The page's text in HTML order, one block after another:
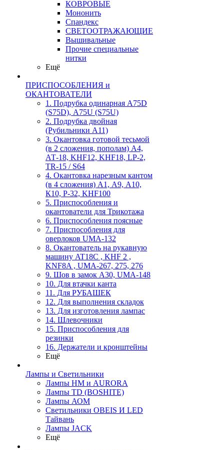
КОВРОВЫЕ
Мононить
Спандекс
СВЕТООТРАЖАЮЩИЕ
Вышивальные
Прочие специальные
нитки
Ещё
ПРИСПОСОБЛЕНИЯ и
ОКАНТОВАТЕЛИ
1. Подрубка одинарная А75D
(S75D), А75U (S75U)
2. Подрубка двойная
(Рубильники А11)
3. Окантовка готовой тесьмой
(в 2 сложения, пополам) А4,
АТ-18, KHF12, KHF18, LP-2,
TR-15 / S64
4. Окантовка нарезным кантом
(в 4 сложения) А1, А9, А10,
К10, Р-32, KHF100
5. Приспособления и
окантователи для Трикотажа
6. Приспособления поясные
7. Приспособления для
оверлоков UMA-132
8. Окантователь на рукавную
машину AT18C , KHF 2 ,
KNF8A , UMA-267, 275, 276
9. Шов в замок А30, UMA-148
10. Для втачки канта
11. Для РУБАШЕК
12. Для выполнения складок
13. Для изготовления лампас
14. Шлевочники
15. Приспособления для
резинки
16. Держатели и кронштейны
Ещё
Лампы и Светильники
Лампы HM и AURORA
Лампы TD (BOSHITE)
Лампы АОМ
Светильники OBEIS И LED
Тайвань
Лампы JACK
Ещё